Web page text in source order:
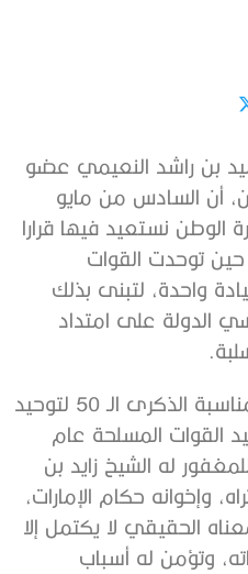
بن راشد النعيمي عضو
أن السادس من مايو
نستعيد فيها قرارا
توحدت القوات
واحدة، لتبنى بذلك
الدولة على امتداد
وقال سموه في كلمة له بمناسبة الذكرى الـ 50 لتوحيد
القوات المسلحة عام
للمغفور له الشيخ زايد بن
وإخوانه حكام الإمارات،
الحقيقي لا يكتمل إلا
وتؤمن له أسباب